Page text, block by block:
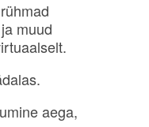
muud
aega,